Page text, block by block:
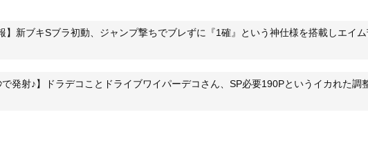
】新ブキSブラ初動、ジャンプ撃ちでブレずに『1確』という神仕様を搭載しエイ
で発射♪】ドラデコことドライブワイパーデコさん、SP必要190Pというイカれた調